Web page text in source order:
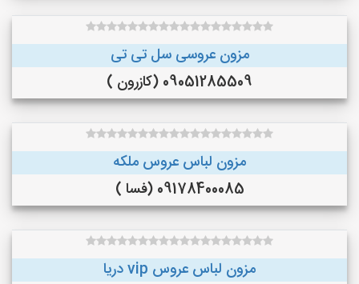
مزون عروسی سل تی تی
09051285509 (کازرون )
مزون لباس عروس ملکه
09178400085 (فسا )
مزون لباس عروس vip دریا